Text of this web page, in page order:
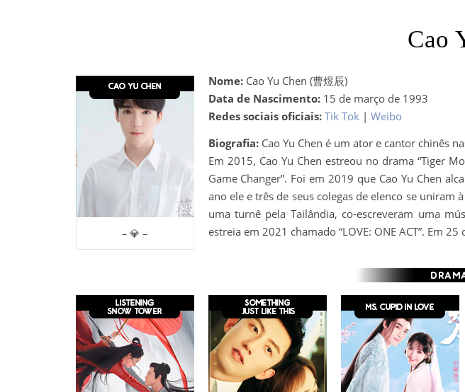
Cao
– 💎 –
Nome:Cao Yu Chen (曹煜辰)
Data de Nascimento:15 de março de 1993
Redes sociais oficiais: Tik Tok| Weibo
Biografia: Cao Yu Chen é um ator e cantor chinês
Em 2015, Cao Yu Chen estreou no drama “Tiger
Game Changer”. Foi em 2019 que Cao Yu Chen
ano ele e três de seus colegas de elenco se uniram
uma turnê pela Tailândia, co-escreveram uma
estreia em 2021 chamado “LOVE: ONE ACT”. Em